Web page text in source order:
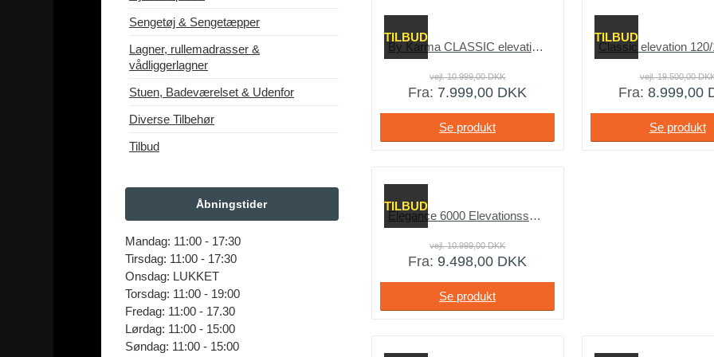
Sengetøj & Sengetæpper
Lagner, rullemadrasser &
vådliggerlagner
Stuen, Badeværelset & Udenfor
Diverse Tilbehør
Tilbud
Åbningstider
Mandag: 11:00 - 17:30
Tirsdag: 11:00 - 17:30
Onsdag: LUKKET
Torsdag: 11:00 - 19:00
Fredag: 11:00 - 17.30
Lørdag: 11:00 - 15:00
Søndag: 11:00 - 15:00
TILBUD
By Karma CLASSIC elevation m. multipocket fjedre
vejl.10.999,00DKK
Fra: 7.999,00 DKK
Se produkt
TILBUD
Classic elevation
vejl.19.500,00
Fra: 8.999,00
Se produkt
TILBUD
Elegance 6000 Elevationsseng med madras
vejl.10.999,00DKK
Fra: 9.498,00 DKK
Se produkt